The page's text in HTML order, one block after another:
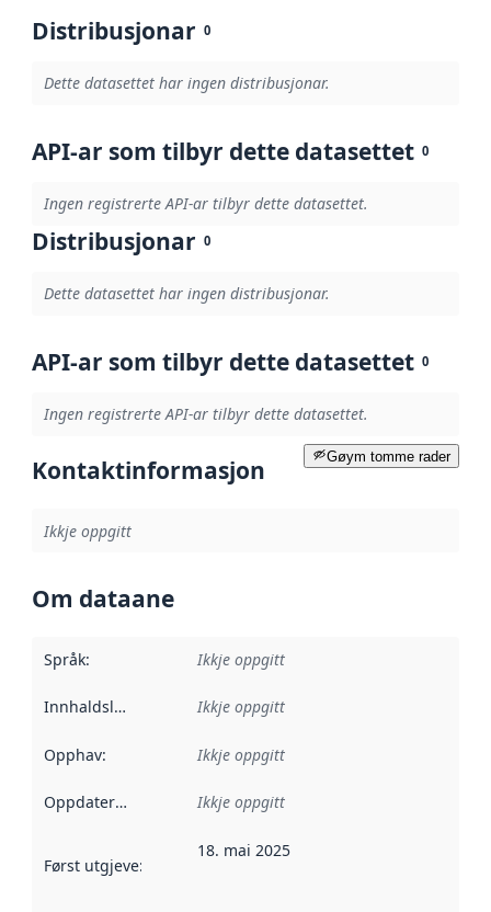
Distribusjonar 0
Dette datasettet har ingen distribusjonar.
API-ar som tilbyr dette datasettet 0
Ingen registrerte API-ar tilbyr dette datasettet.
Distribusjonar 0
Dette datasettet har ingen distribusjonar.
API-ar som tilbyr dette datasettet 0
Ingen registrerte API-ar tilbyr dette datasettet.
Gøym tomme rader
Kontaktinformasjon
Ikkje oppgitt
Om dataane
Språk: Ikkje oppgitt
Innhaldsleverandørar :
Ikkje oppgitt
Opphav: Ikkje oppgitt
Oppdateringsfrekvens :
Ikkje oppgitt
Først utgjeve:
18. mai 2025